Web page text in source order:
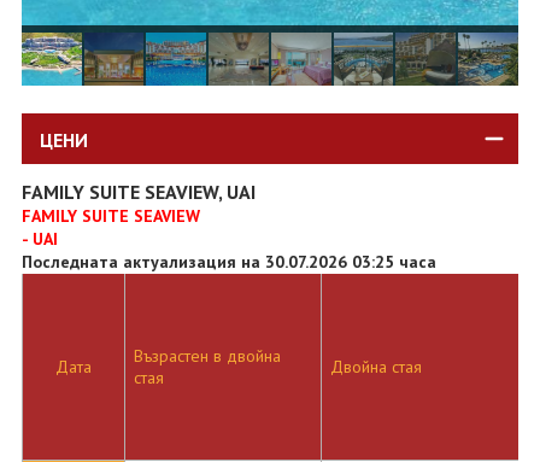
ЦЕНИ
FAMILY SUITE SEAVIEW, UAI
FAMILY SUITE SEAVIEW
- UAI
Последната актуализация на 30.07.2026 03:25 часа
Дата
Възрастен в двойна
стая
Двойна стая